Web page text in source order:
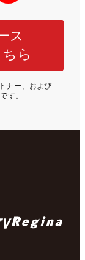
ス
ら
ナー、および
す。